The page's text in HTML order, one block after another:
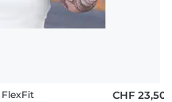
FlexFit CHF 23,50